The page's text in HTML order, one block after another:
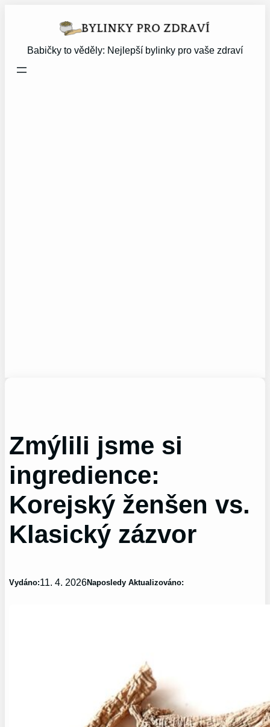
Babičky to věděly: Nejlepší bylinky pro vaše zdraví
Zmýlili jsme si
ingredience:
Korejský ženšen vs.
Klasický zázvor
Vydáno:11. 4. 2026Naposledy Aktualizováno: